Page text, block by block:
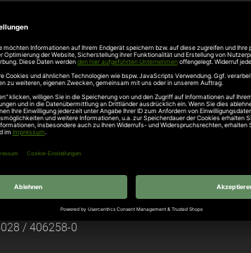
Str. 63-65, 63849 Leidersbach
/ 406258-0